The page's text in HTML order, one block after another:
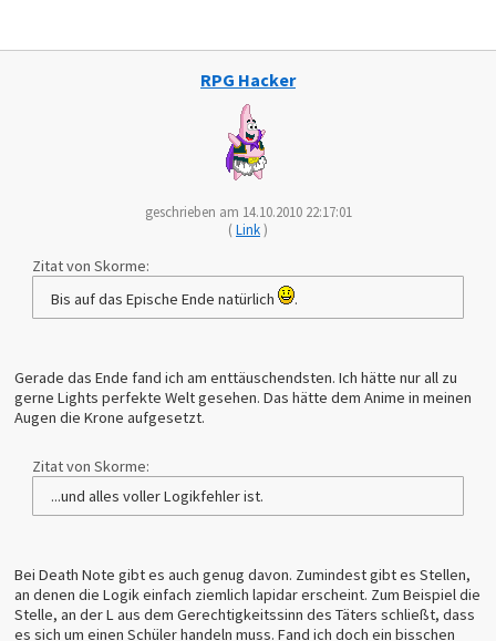
RPG Hacker
geschrieben am 14.10.2010 22:17:01
(Link)
Zitat von Skorme:
Bis auf das Epische Ende natürlich
.
Gerade das Ende fand ich am enttäuschendsten. Ich hätte nur all zu
gerne Lights perfekte Welt gesehen. Das hätte dem Anime in meinen
Augen die Krone aufgesetzt.
Zitat von Skorme:
...und alles voller Logikfehler ist.
Bei Death Note gibt es auch genug davon. Zumindest gibt es Stellen,
an denen die Logik einfach ziemlich lapidar erscheint. Zum Beispiel die
Stelle, an der L aus dem Gerechtigkeitssinn des Täters schließt, dass
es sich um einen Schüler handeln muss. Fand ich doch ein bisschen